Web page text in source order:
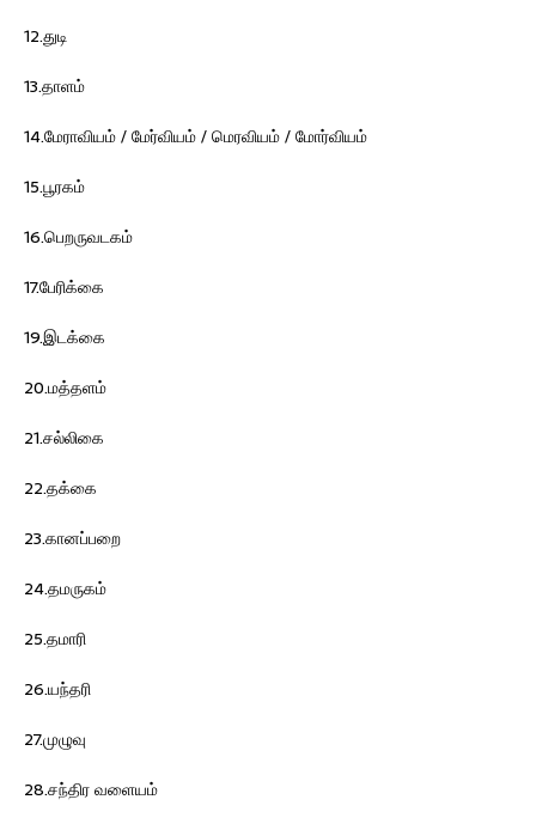
12.துடி
13.தாளம்
14.மேராவியம் / மேர்வியம் / மெரவியம் / மோர்வியம்
15.பூரகம்
16.பெறருவடகம்
17.பேரிக்கை
19.இடக்கை
20.மத்தளம்
21.சல்லிகை
22.தக்கை
23.கானப்பறை
24.தமருகம்
25.தமாரி
26.யந்தரி
27.முழுவு
28.சந்திர வளையம்